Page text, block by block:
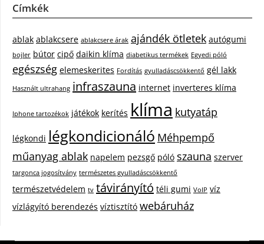
Címkék
ablak ablakcsere ablakcsere árak ajándék ötletek autógumi
bojler bútor cipő daikin klíma diabetikus termékek Egyedi póló
egészség elemeskerites Fordítás gyulladáscsökkentő gél lakk
Használt ultrahang infraszauna internet inverteres klíma
Iphone tartozékok játékok kerítés klíma kutyatáp
légkondi légkondicionáló Méhpempő
műanyag ablak napelem pezsgő póló szauna szerver
targonca jogosítvány természetes gyulladáscsökkentő
természetvédelem tv távirányító téli gumi VoIP víz
vízlágyító berendezés víztisztító webáruház